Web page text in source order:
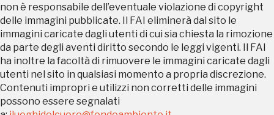
non è responsabile dell’eventuale violazione di copyright
delle immagini pubblicate. Il FAI eliminerà dal sito le
immagini caricate dagli utenti di cui sia chiesta la rimozione
da parte degli aventi diritto secondo le leggi vigenti. Il FAI
ha inoltre la facoltà di rimuovere le immagini caricate dagli
utenti nel sito in qualsiasi momento a propria discrezione.
Contenuti impropri e utilizzi non corretti delle immagini
possono essere segnalati
FAI - FONDO PER L'AMBIENTE ITALIANO ETS - Via Carlo Foldi, 2 - 20135
Milano
Tel. 02 4676151 - Fax 02 48193631
P.I.: 04358650150 - C.F.: 80102030154 - PEC:
80102030154ri@legalmail.it
Fondazione nazionale senza scopo di lucro per la tutela e la valorizzazione
dell'arte, della natura e del paesaggio italiani.